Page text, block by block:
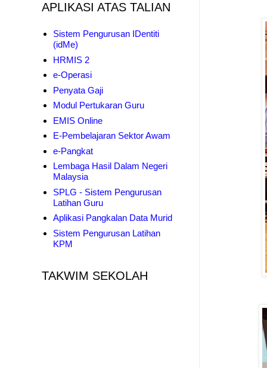
APLIKASI ATAS TALIAN
Sistem Pengurusan IDentiti
(idMe)
HRMIS 2
e-Operasi
Penyata Gaji
Modul Pertukaran Guru
EMIS Online
E-Pembelajaran Sektor Awam
e-Pangkat
Lembaga Hasil Dalam Negeri
Malaysia
SPLG - Sistem Pengurusan
Latihan Guru
Aplikasi Pangkalan Data Murid
Sistem Pengurusan Latihan
KPM
TAKWIM SEKOLAH